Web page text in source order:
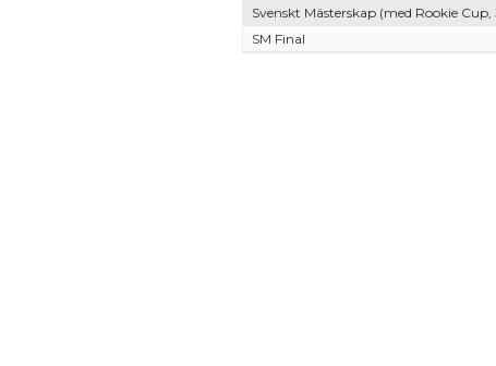
Svenskt Mästerskap (med Rookie
SM Final